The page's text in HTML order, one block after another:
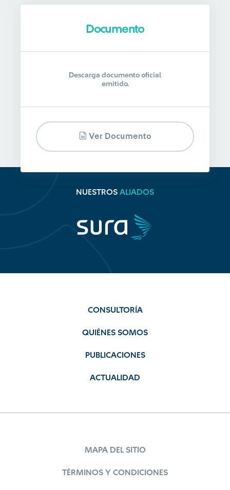
Documento
Descarga documento oficial
emitido.
Ver Documento
NUESTROS ALIADOS
CONSULTORÍA
QUIÉNES SOMOS
PUBLICACIONES
ACTUALIDAD
MAPA DEL SITIO
TÉRMINOS Y CONDICIONES